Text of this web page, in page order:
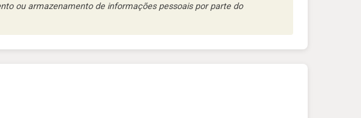
ou armazenamento de informações pessoais por parte do